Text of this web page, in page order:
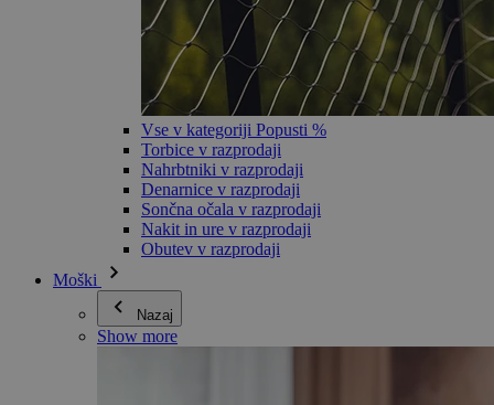
Vse v kategoriji Popusti %
Torbice v razprodaji
Nahrbtniki v razprodaji
Denarnice v razprodaji
Sončna očala v razprodaji
Nakit in ure v razprodaji
Obutev v razprodaji
Moški
Nazaj
Show more